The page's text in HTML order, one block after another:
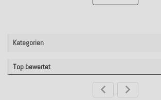
Kategorien
Top bewertet